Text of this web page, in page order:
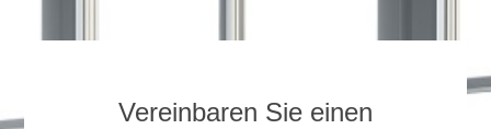
Vereinbaren Sie einen